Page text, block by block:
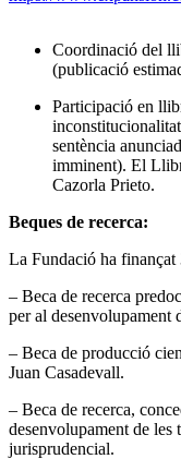
Coordinació del
(publicació
Participació en
sentència
imminent). El
Cazorla Prieto.
Beques de recerca:
La Fundació ha finançat
– Beca de recerca
per al desenvolupament
– Beca de producció
Juan Casadevall.
– Beca de recerca,
desenvolupament de les
jurisprudencial.